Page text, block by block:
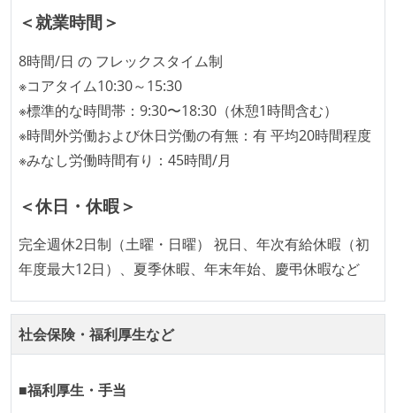
参加している
タスクの見積もりは、実装を担当するメンバーが中心
となって行う
全体のスケジュール管理は、途中の成果を随時確認し
ながら、納期または盛り込む機能を柔軟に調整する形
で行う
コード品質向上のための取り組み
本番にデプロイされるコードには、全てコードレビュ
「リファクタリングは随時行われるべき」という価値
観をメンバー全員が共有しており、日常的に実施して
いる
何らかのコーディング規約をチーム全体で遵守するよ
うにしている
が実行される環境が構築されている
＜就業時間＞
8時間/日 の フレックスタイム制
※コアタイム10:30～15:30
※標準的な時間帯：9:30〜18:30（休憩1時間含む）
※時間外労働および休日労働の有無：有 平均20時間程度
※みなし労働時間有り：45時間/月
＜休日・休暇＞
完全週休2日制（土曜・日曜） 祝日、年次有給休暇（初
年度最大12日）、夏季休暇、年末年始、慶弔休暇など
社会保険・福利厚生など
■福利厚生・手当